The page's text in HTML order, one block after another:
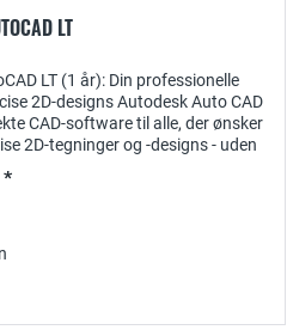
LT
LT (1 år): Din professionelle
2D-designs Autodesk Auto CAD
CAD-software til alle, der ønsker
2D-tegninger og -designs - uden
*